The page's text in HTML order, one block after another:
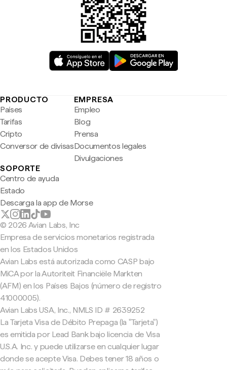
PRODUCTO
Países
Tarifas
Cripto
Conversor de divisas
EMPRESA
Empleo
Blog
Prensa
Documentos legales
Divulgaciones
SOPORTE
Centro de ayuda
Estado
Descarga la app de Morse
© 2026 Avian Labs, Inc
Empresa de servicios monetarios registrada
en los Estados Unidos
Avian Labs está autorizada como CASP bajo
MiCA por la Autoriteit Financiële Markten
(AFM) en los Países Bajos (número de registro
41000005).
Avian Labs USA, Inc., NMLS ID # 2639252
La Tarjeta Visa de Débito Prepaga (la "Tarjeta")
es emitida por Lead Bank bajo licencia de Visa
U.S.A. Inc. y puede utilizarse en cualquier lugar
donde se acepte Visa. Debes tener 18 años o